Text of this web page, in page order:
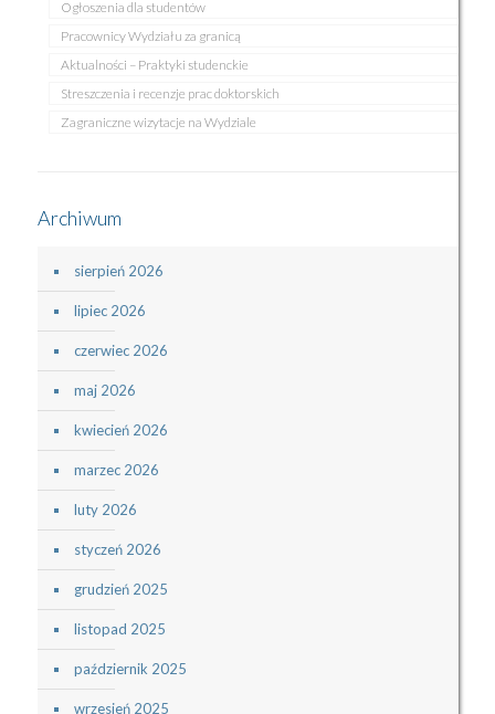
Ogłoszenia dla studentów
Pracownicy Wydziału za granicą
Aktualności – Praktyki studenckie
Streszczenia i recenzje prac doktorskich
Zagraniczne wizytacje na Wydziale
Archiwum
sierpień 2026
lipiec 2026
czerwiec 2026
maj 2026
kwiecień 2026
marzec 2026
luty 2026
styczeń 2026
grudzień 2025
listopad 2025
październik 2025
wrzesień 2025